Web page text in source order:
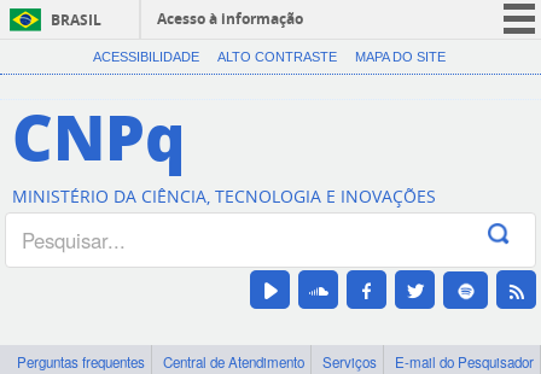
BRASIL
Acesso à informação
CORONAVÍRUS (COVID-19)
Canais
ACESSIBILIDADE ALTO CONTRASTE MAPA DO SITE
CNPq
MINISTÉRIO DA CIÊNCIA, TECNOLOGIA E INOVAÇÕES
Perguntas frequentes Central de Atendimento Serviços
E-mail do Pesquisador